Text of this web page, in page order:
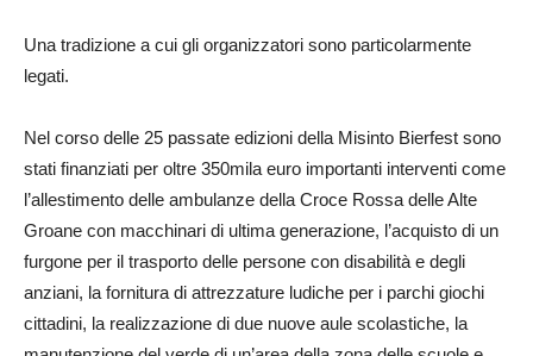
Una tradizione a cui gli organizzatori sono particolarmente
legati.
Nel corso delle 25 passate edizioni della Misinto Bierfest sono
stati finanziati per oltre 350mila euro importanti interventi come
l’allestimento delle ambulanze della Croce Rossa delle Alte
Groane con macchinari di ultima generazione, l’acquisto di un
furgone per il trasporto delle persone con disabilità e degli
anziani, la fornitura di attrezzature ludiche per i parchi giochi
cittadini, la realizzazione di due nuove aule scolastiche, la